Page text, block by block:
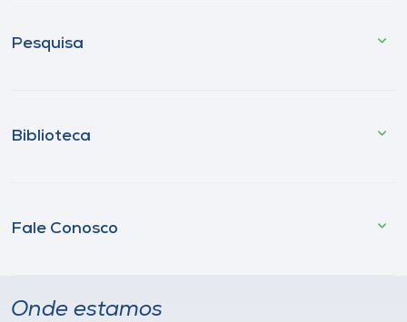
Pesquisa
Biblioteca
Fale Conosco
Onde estamos